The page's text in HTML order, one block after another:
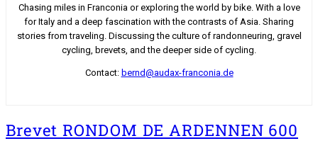
Chasing miles in Franconia or exploring the world by bike. With a love
for Italy and a deep fascination with the contrasts of Asia. Sharing
stories from traveling. Discussing the culture of randonneuring, gravel
cycling, brevets, and the deeper side of cycling.
Contact: bernd@audax-franconia.de
Brevet RONDOM DE ARDENNEN 600